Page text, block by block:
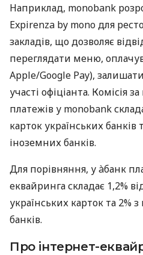
Наприклад, monobank
Expirenza by mono для
закладів, що дозволяє
переглядати меню,
Apple/Google Pay),
участі офіціанта. Комісія
платежів у monobank
карток українських банків
іноземних банків.
Для порівняння, у àбанк
еквайринга складає 1,2%
українських карток та 2%
банків.
Про інтернет-